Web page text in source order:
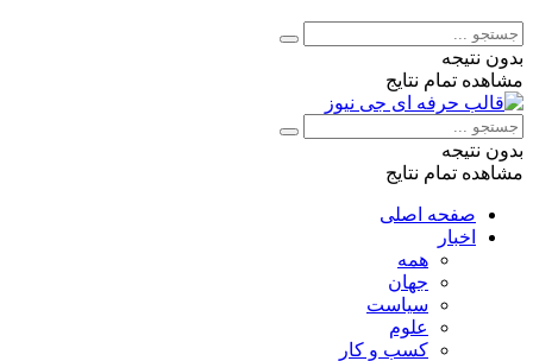
بدون نتیجه
مشاهده تمام نتایج
بدون نتیجه
مشاهده تمام نتایج
صفحه اصلی
اخبار
همه
جهان
سیاست
علوم
کسب و کار